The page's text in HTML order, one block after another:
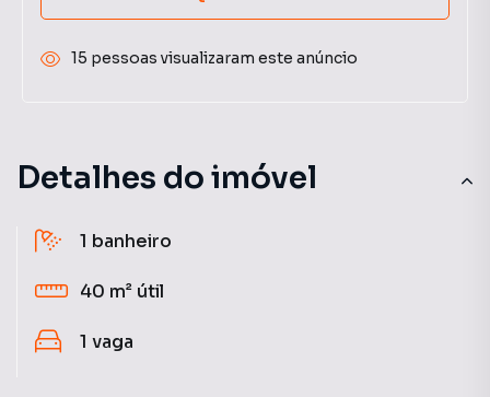
Detalhes do imóvel
1 banheiro
40 m² útil
1 vaga
15 pessoas visualizaram este anúncio